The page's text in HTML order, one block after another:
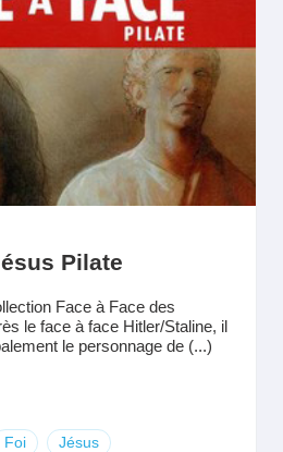
Pilate
Face à Face des
le face à face Hitler/Staline, il
le personnage de (...)
Foi Jésus